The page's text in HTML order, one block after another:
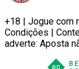
+18 | Jogue com
Condições |
adverte: Aposta